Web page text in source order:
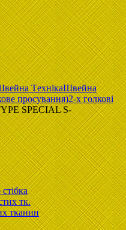
ТexнiкаШвейна
просування)2-х голкові
SPECIAL S-
тк.
тканин